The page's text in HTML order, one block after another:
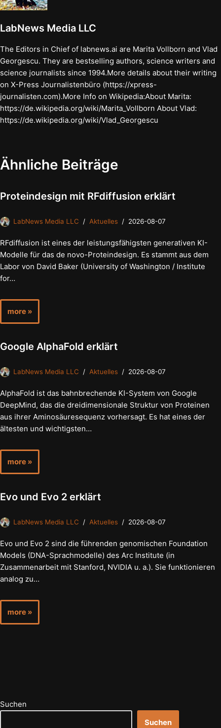
LabNews Media LLC
The Editors in Chief of labnews.ai are Marita Vollborn and Vlad
Georgescu. They are bestselling authors, science writers and
science journalists since 1994.More details about their writing
on X-Press Journalistenbüro (https://xpress-
journalisten.com).More Info on Wikipedia:About Marita:
https://de.wikipedia.org/wiki/Marita_Vollborn About Vlad:
https://de.wikipedia.org/wiki/Vlad_Georgescu
Ähnliche Beiträge
Proteindesign mit RFdiffusion erklärt
LabNews Media LLC Aktuelles 2026-08-07
RFdiffusion ist eines der leistungsfähigsten generativen KI-
Modelle für das de novo-Proteindesign. Es stammt aus dem
Labor von David Baker (University of Washington / Institute
for…
more »
Google AlphaFold erklärt
LabNews Media LLC Aktuelles 2026-08-07
AlphaFold ist das bahnbrechende KI-System von Google
DeepMind, das die dreidimensionale Struktur von Proteinen
aus ihrer Aminosäuresequenz vorhersagt. Es hat eines der
ältesten und wichtigsten…
more »
Evo und Evo 2 erklärt
LabNews Media LLC Aktuelles 2026-08-07
Evo und Evo 2 sind die führenden genomischen Foundation
Models (DNA-Sprachmodelle) des Arc Institute (in
Zusammenarbeit mit Stanford, NVIDIA u. a.). Sie funktionieren
analog zu…
more »
Suchen
Suchen